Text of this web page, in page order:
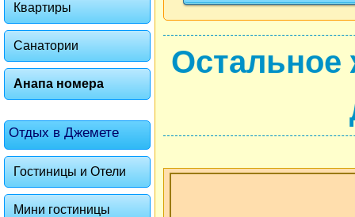
Квартиры
Санатории
Анапа номера
Отдых в Джемете
Гостиницы и Отели
Мини гостиницы
Остальное